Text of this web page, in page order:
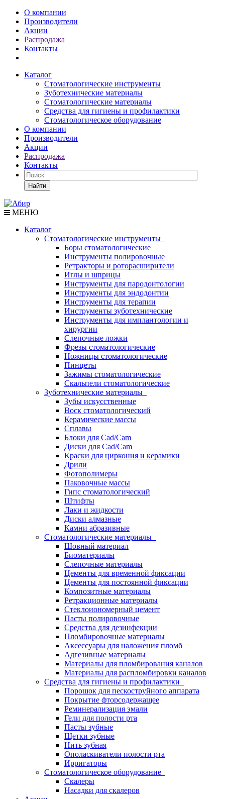
О компании
Производители
Акции
Распродажа
Контакты
Каталог
Стоматологические инструменты
Зуботехнические материалы
Стоматологические материалы
Средства для гигиены и профилактики
Стоматологическое оборудование
О компании
Производители
Акции
Распродажа
Контакты
Найти
МЕНЮ
Каталог
Стоматологические инструменты
Боры стоматологические
Инструменты полировочные
Ретракторы и роторасширители
Иглы и шприцы
Инструменты для пародонтологии
Инструменты для эндодонтии
Инструменты для терапии
Инструменты зуботехнические
Инструменты для имплантологии и
хирургии
Слепочные ложки
Фрезы стоматологические
Ножницы стоматологические
Пинцеты
Зажимы стоматологические
Скальпели стоматологические
Зуботехнические материалы
Зубы искусственные
Воск стоматологический
Керамические массы
Сплавы
Блоки для Cad/Cam
Диски для Cad/Cam
Краски для циркония и керамики
Дрили
Фотополимеры
Паковочные массы
Гипс стоматологический
Штифты
Лаки и жидкости
Диски алмазные
Камни абразивные
Стоматологические материалы
Шовный материал
Биоматериалы
Слепочные материалы
Цементы для временной фиксации
Цементы для постоянной фиксации
Композитные материалы
Ретракционные материалы
Стеклоиономерный цемент
Пасты полировочные
Средства для дезинфекции
Пломбировочные материалы
Аксессуары для наложения пломб
Адгезивные материалы
Материалы для пломбирования каналов
Материалы для распломбировки каналов
Средства для гигиены и профилактики
Порошок для пескоструйного аппарата
Покрытие фторсодержащее
Реминерализация эмали
Гели для полости рта
Пасты зубные
Щетки зубные
Нить зубная
Ополаскиватели полости рта
Ирригаторы
Стоматологическое оборудование
Скалеры
Насадки для скалеров